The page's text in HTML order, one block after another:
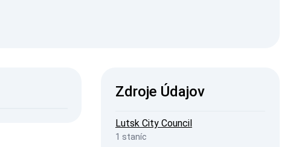
Zdroje Údajov
Lutsk City Council
1 staníc